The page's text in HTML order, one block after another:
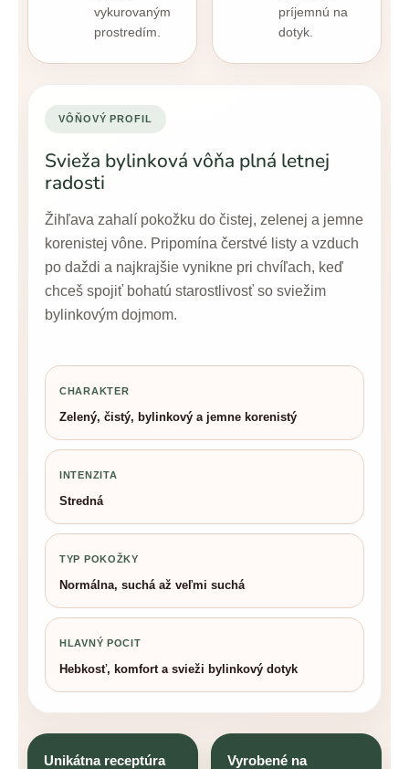
vykurovaným
prostredím.
príjemnú na
dotyk.
VÔŇOVÝ PROFIL
Svieža bylinková vôňa plná letnej
radosti
Žihľava zahalí pokožku do čistej, zelenej a jemne
korenistej vône. Pripomína čerstvé listy a vzduch
po daždi a najkrajšie vynikne pri chvíľach, keď
chceš spojiť bohatú starostlivosť so sviežim
bylinkovým dojmom.
CHARAKTER
Zelený, čistý, bylinkový a jemne korenistý
INTENZITA
Stredná
TYP POKOŽKY
Normálna, suchá až veľmi suchá
HLAVNÝ POCIT
Hebkosť, komfort a svieži bylinkový dotyk
Unikátna receptúra Vyrobené na